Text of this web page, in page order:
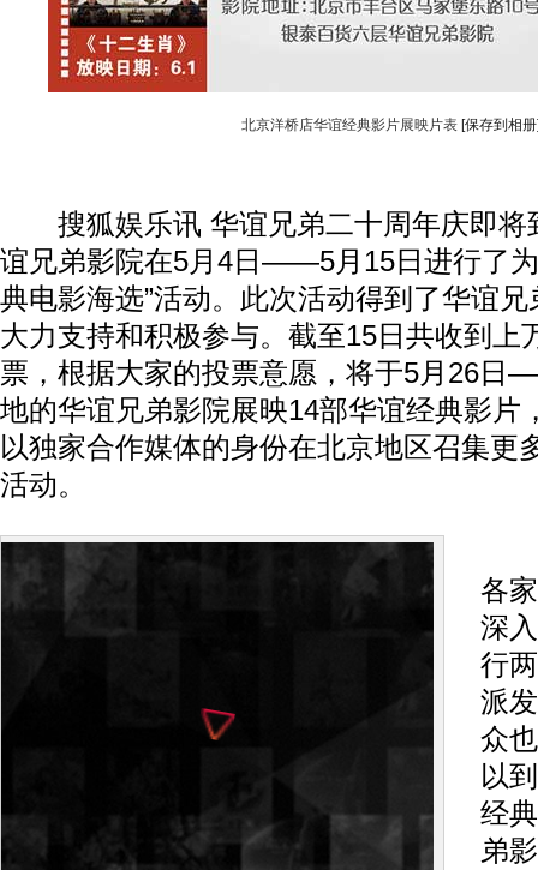
北京洋桥店华谊经典影片展映片表 [保存到相
搜狐娱乐讯 华谊兄弟二十周年庆即将
谊兄弟影院在5月4日——5月15日进行了
典电影海选”活动。此次活动得到了华谊
大力支持和积极参与。截至15日共收到上
票，根据大家的投票意愿，将于5月26日
地的华谊兄弟影院展映14部华谊经典影片
以独家合作媒体的身份在北京地区召集更
活动。
各
深
行
派
众
以
经
弟